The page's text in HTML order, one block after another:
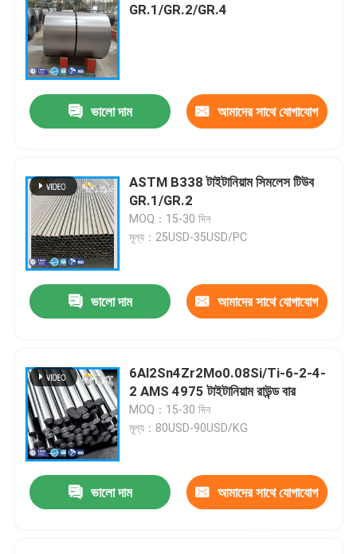
GR.1/GR.2/GR.4
ভালো দাম আমাদের সাথে যোগাযোগ
ASTM B338 টাইটানিয়াম সিমলেস টিউব
GR.1/GR.2
MOQ：15-30 দিন
মূল্য：25USD-35USD/PC
ভালো দাম আমাদের সাথে যোগাযোগ
6Al2Sn4Zr2Mo0.08Si/Ti-6-2-4-
2 AMS 4975 টাইটানিয়াম রাউন্ড বার
MOQ：15-30 দিন
মূল্য：80USD-90USD/KG
ভালো দাম আমাদের সাথে যোগাযোগ